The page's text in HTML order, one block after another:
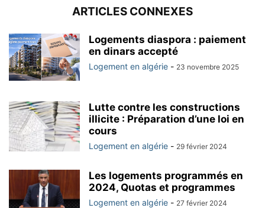
ARTICLES CONNEXES
Logements diaspora : paiement
en dinars accepté
Logement en algérie - 23 novembre 2025
Lutte contre les constructions
illicite : Préparation d’une loi en
cours
Logement en algérie - 29 février 2024
Les logements programmés en
2024, Quotas et programmes
Logement en algérie - 27 février 2024